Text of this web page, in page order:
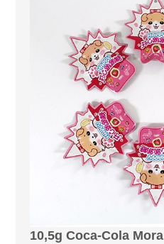
10,5g Coca-Cola